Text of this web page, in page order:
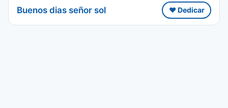
Buenos dias señor sol ❤️ Dedicar